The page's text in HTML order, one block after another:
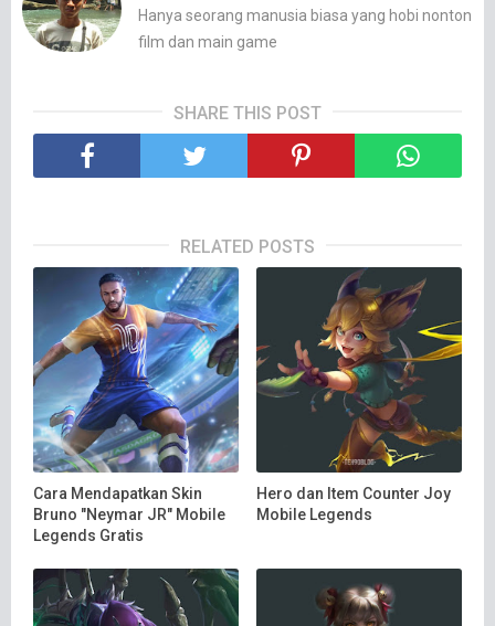
Hanya seorang manusia biasa yang hobi nonton
film dan main game
SHARE THIS POST
RELATED POSTS
Cara Mendapatkan Skin
Bruno "Neymar JR" Mobile
Legends Gratis
Hero dan Item Counter Joy
Mobile Legends